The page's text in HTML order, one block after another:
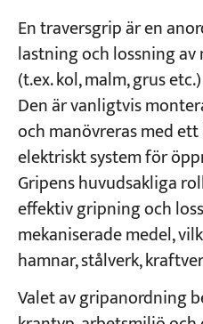
En traversgrip är en
lastning och lossning
(t.ex. kol, malm, grus
Den är vanligtvis
och manövreras med
elektriskt system för
Gripens huvudsakliga
effektiv gripning och
mekaniserade medel,
hamnar, stålverk,
Valet av gripanordning